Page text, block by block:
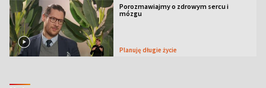
Porozmawiajmy o zdrowym sercu i
mózgu
Planuję długie życie